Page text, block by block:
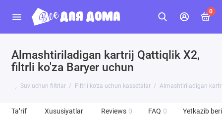
0
Almashtiriladigan kartrij Qattiqlik X2,
filtrli ko'za Baryer uchun
Suv uchun filtrlar Filtrli ko'za uchun kassetalar Almashtiriladigan
Ta’rif Xususiyatlar Reviews 0 FAQ 0 Yetkazib